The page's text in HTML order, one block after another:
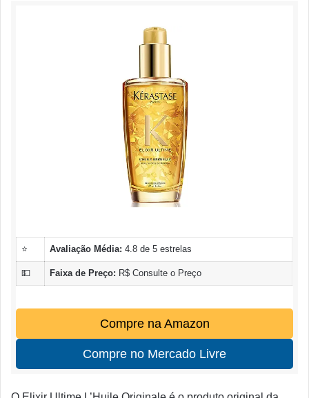
⭐ Avaliação Média: 4.8 de 5 estrelas
💵 Faixa de Preço: R$ Consulte o Preço
Compre na Amazon
Compre no Mercado Livre